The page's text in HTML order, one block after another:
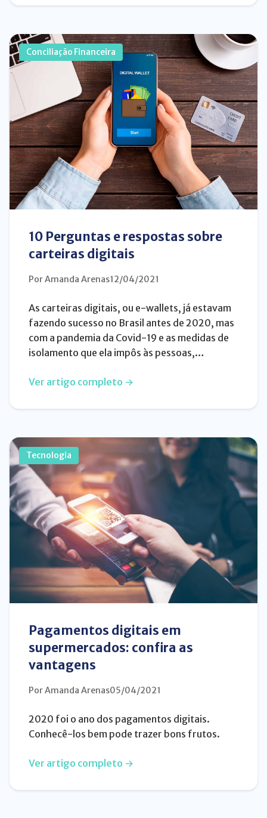
Conciliação Financeira
10 Perguntas e respostas sobre
carteiras digitais
Por Amanda Arenas12/04/2021
As carteiras digitais, ou e-wallets, já estavam
fazendo sucesso no Brasil antes de 2020, mas
com a pandemia da Covid-19 e as medidas de
isolamento que ela impôs às pessoas,…
Ver artigo completo →
Tecnologia
Pagamentos digitais em
supermercados: confira as
vantagens
Por Amanda Arenas05/04/2021
2020 foi o ano dos pagamentos digitais.
Conhecê-los bem pode trazer bons frutos.
Ver artigo completo →